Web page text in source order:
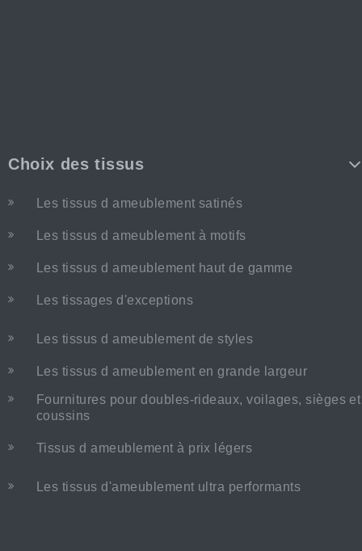
Choix des tissus
Les tissus d ameublement satinés
Les tissus d ameublement à motifs
Les tissus d ameublement haut de gamme
Les tissages d'exceptions
Les tissus d ameublement de styles
Les tissus d ameublement en grande largeur
Fournitures pour doubles-rideaux, voilages, sièges et
coussins
Tissus d ameublement à prix légers
Les tissus d'ameublement ultra performants